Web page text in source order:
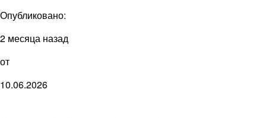
Опубликовано:
2 месяца назад
от
10.06.2026